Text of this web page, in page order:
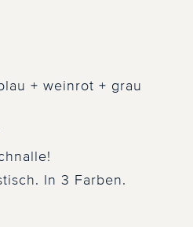
+ weinrot + grau
In 3 Farben.